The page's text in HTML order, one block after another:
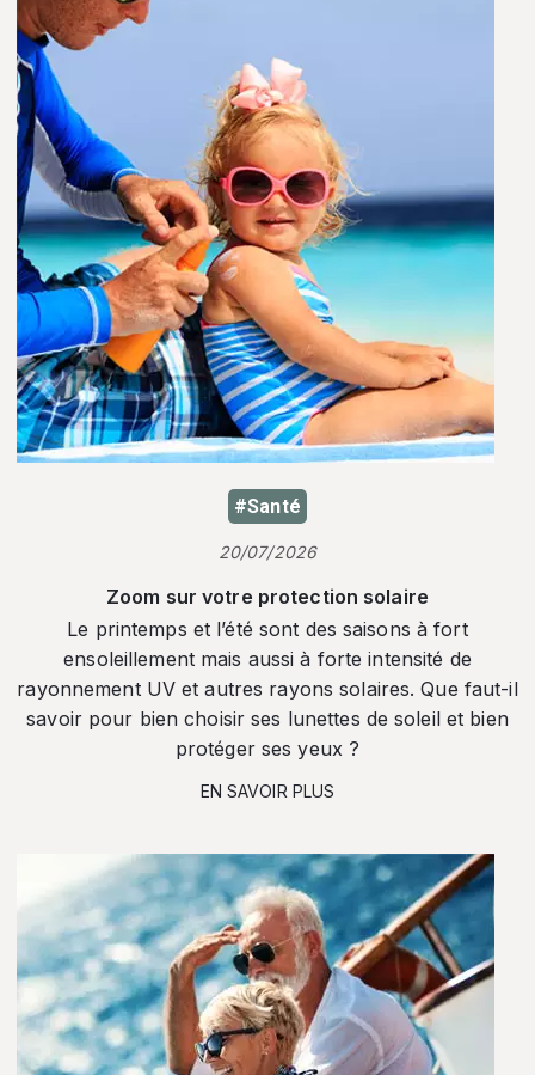
#Santé
20/07/2026
Zoom sur votre protection solaire
Le printemps et l’été sont des saisons à fort
ensoleillement mais aussi à forte intensité de
rayonnement UV et autres rayons solaires. Que faut-il
savoir pour bien choisir ses lunettes de soleil et bien
protéger ses yeux ?
EN SAVOIR PLUS